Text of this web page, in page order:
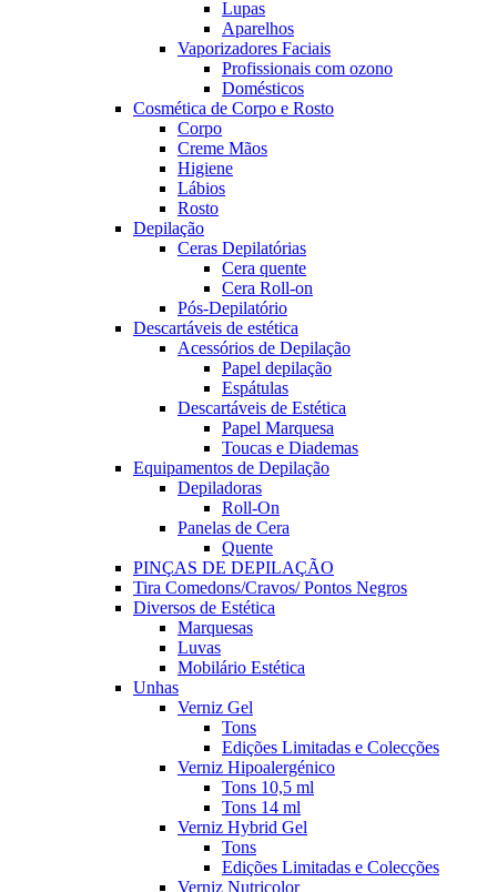
Lupas
Aparelhos
Vaporizadores Faciais
Profissionais com ozono
Domésticos
Cosmética de Corpo e Rosto
Corpo
Creme Mãos
Higiene
Lábios
Rosto
Depilação
Ceras Depilatórias
Cera quente
Cera Roll-on
Pós-Depilatório
Descartáveis de estética
Acessórios de Depilação
Papel depilação
Espátulas
Descartáveis de Estética
Papel Marquesa
Toucas e Diademas
Equipamentos de Depilação
Depiladoras
Roll-On
Panelas de Cera
Quente
PINÇAS DE DEPILAÇÃO
Tira Comedons/Cravos/ Pontos Negros
Diversos de Estética
Marquesas
Luvas
Mobilário Estética
Unhas
Verniz Gel
Tons
Edições Limitadas e Colecções
Verniz Hipoalergénico
Tons 10,5 ml
Tons 14 ml
Verniz Hybrid Gel
Tons
Edições Limitadas e Colecções
Verniz Nutricolor